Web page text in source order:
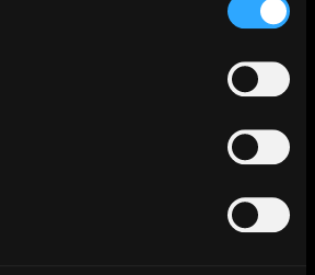
Dia Mundial da
1975, pelo Internacional Music
não governamental que tinha o
o dia foi criado com o objetivo de
de paz e amizade por intermédio